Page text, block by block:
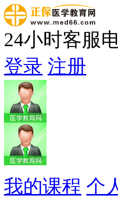
24小时客服
登录 注册
我的课程 个